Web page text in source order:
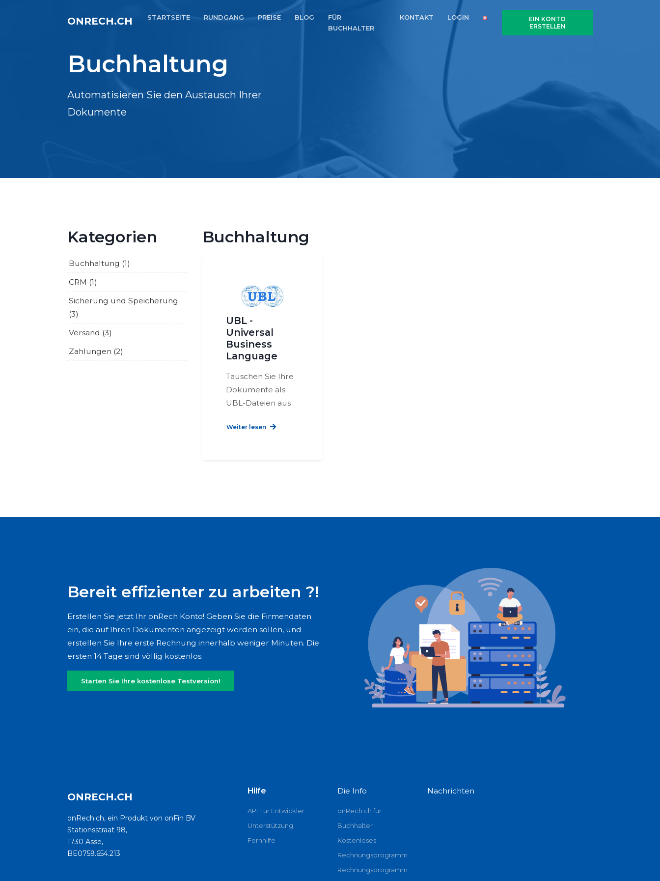
ONRECH.CH STARTSEITE RUNDGANG PREISE BLOG
FÜR
BUCHHALTER
KONTAKT LOGIN
EIN KONTO
ERSTELLEN
Buchhaltung
Automatisieren Sie den Austausch Ihrer
Dokumente
Kategorien
Buchhaltung (1)
CRM (1)
Sicherung und Speicherung
(3)
Versand (3)
Zahlungen (2)
Buchhaltung
UBL -
Universal
Business
Language
Tauschen Sie Ihre
Dokumente als
UBL-Dateien aus
Weiter lesen
Bereit effizienter zu arbeiten ?!
Erstellen Sie jetzt Ihr onRech Konto! Geben Sie die Firmendaten
ein, die auf Ihren Dokumenten angezeigt werden sollen, und
erstellen Sie Ihre erste Rechnung innerhalb weniger Minuten. Die
ersten 14 Tage sind völlig kostenlos.
Starten Sie Ihre kostenlose Testversion!
ONRECH.CH
onRech.ch, ein Produkt von onFin BV
Stationsstraat 98,
1730 Asse,
BE0759.654.213
Hilfe
API Für Entwickler
Unterstützung
Fernhilfe
Die Info
onRech.ch für
Buchhalter
Kostenloses
Rechnungsprogramm
Rechnungsprogramm
Nachrichten